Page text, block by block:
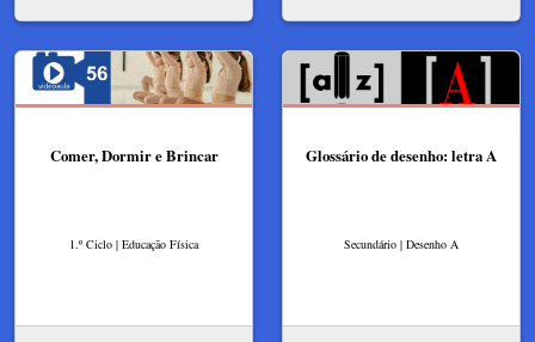
Comer, Dormir e Brincar
1.º Ciclo | Educação Física
Glossário de desenho: letra A
Secundário | Desenho A